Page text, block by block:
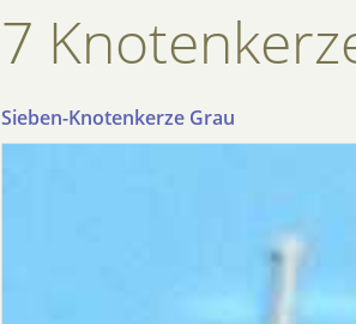
7
Sieben-Knotenkerze Grau